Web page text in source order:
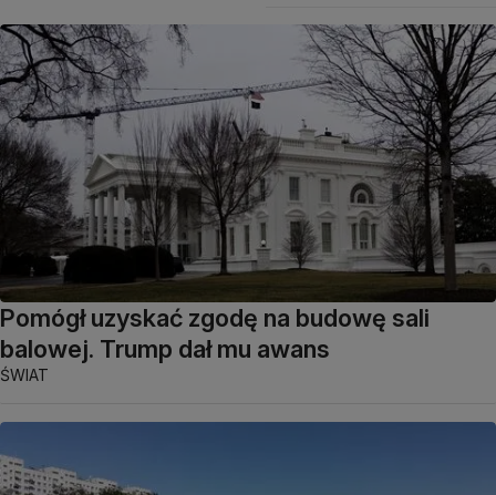
Pomógł uzyskać zgodę na budowę sali
balowej. Trump dał mu awans
ŚWIAT